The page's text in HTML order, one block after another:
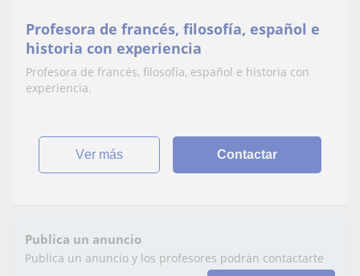
Profesora de francés, filosofía, español e
historia con experiencia
Profesora de francés, filosofía, español e historia con
experiencia.
ver más Contactar
Publica un anuncio
Publica un anuncio y los profesores podrán contactarte